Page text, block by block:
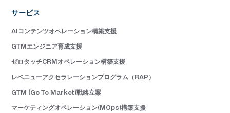
サービス
AIコンテンツオペレーション構築支援
GTMエンジニア育成支援
ゼロタッチCRMオペレーション構築支援
レベニューアクセラレーションプログラム（RAP）
GTM (Go To Market)戦略立案
マーケティングオペレーション(MOps)構築支援